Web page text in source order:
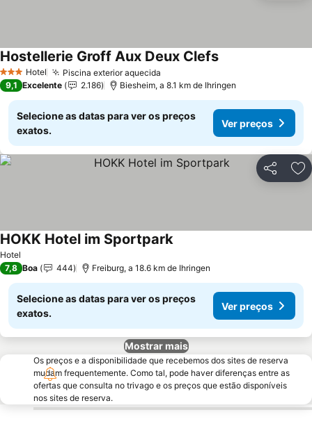
3 EstrelasHotel Piscina exterior aquecida
Hostellerie Groff Aux Deux ClefsVer preços
9,1 Excelente 2.186 Biesheim, a 8.1 km de Ihringen
Selecione as datas para ver os preços
exatos.
Ver preços
Partilhar
Hotel
HOKK Hotel im SportparkVer preços
7,8 Boa 444 Freiburg, a 18.6 km de Ihringen
Selecione as datas para ver os preços
exatos.
Ver preços
Mostrar mais
Os preços e a disponibilidade que recebemos dos sites de reserva
mudam frequentemente. Como tal, pode haver diferenças entre as
ofertas que consulta no trivago e os preços que estão disponíveis
nos sites de reserva.